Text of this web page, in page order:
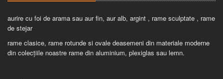
aurire cu foi de arama sau aur fin, aur alb, argint , rame sculptate , rame
de stejar
rame clasice, rame rotunde si ovale deasemeni din materiale moderne
din colecțiile noastre rame din aluminium, plexiglas sau lemn.